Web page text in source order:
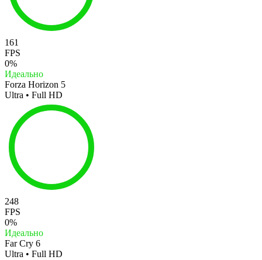
161
FPS
0%
Идеально
Forza Horizon 5
Ultra • Full HD
248
FPS
0%
Идеально
Far Cry 6
Ultra • Full HD